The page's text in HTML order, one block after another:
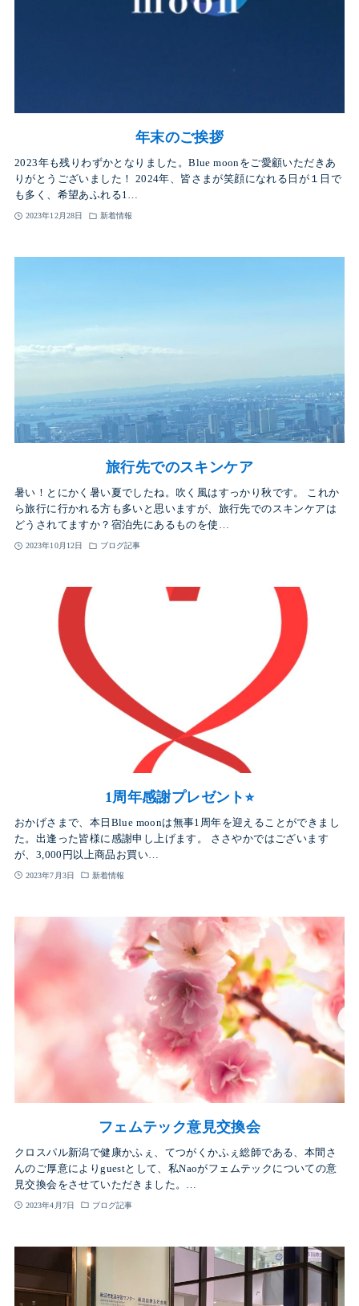
年末のご挨拶
2023年も残りわずかとなりました。Blue moonをご愛顧いただきあ
りがとうございました！ 2024年、皆さまが笑顔になれる日が１日で
も多く、希望あふれる1…
2023年12月28日 新着情報
旅行先でのスキンケア
暑い！とにかく暑い夏でしたね。吹く風はすっかり秋です。 これか
ら旅行に行かれる方も多いと思いますが、旅行先でのスキンケアは
どうされてますか？宿泊先にあるものを使…
2023年10月12日 ブログ記事
1周年感謝プレゼント⭐︎
おかげさまで、本日Blue moonは無事1周年を迎えることができまし
た。出逢った皆様に感謝申し上げます。 ささやかではございます
が、3,000円以上商品お買い…
2023年7月3日 新着情報
フェムテック意見交換会
クロスパル新潟で健康かふぇ、てつがくかふぇ総師である、本間さ
んのご厚意によりguestとして、私Naoがフェムテックについての意
見交換会をさせていただきました。…
2023年4月7日 ブログ記事